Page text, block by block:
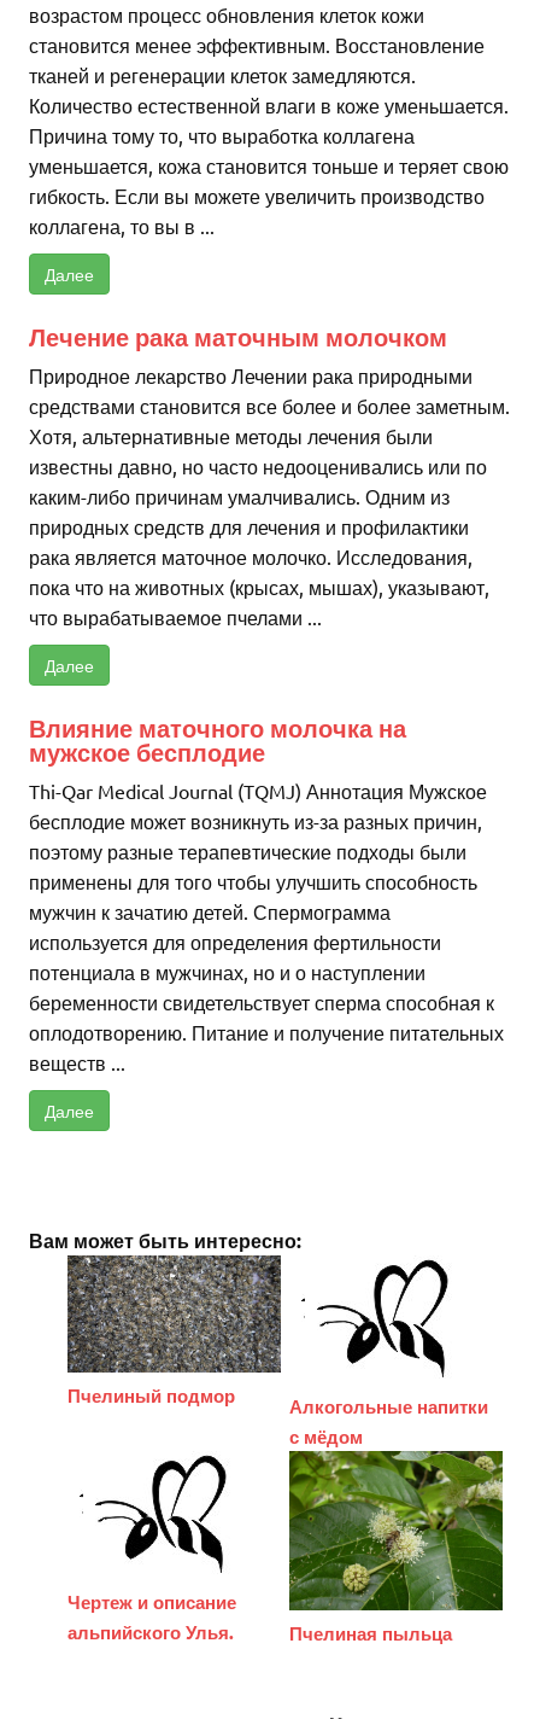
возрастом процесс обновления клеток кожи
становится менее эффективным. Восстановление
тканей и регенерации клеток замедляются.
Количество естественной влаги в коже уменьшается.
Причина тому то, что выработка коллагена
уменьшается, кожа становится тоньше и теряет свою
гибкость. Если вы можете увеличить производство
коллагена, то вы в ...
Далее
Лечение рака маточным молочком
Природное лекарство Лечении рака природными
средствами становится все более и более заметным.
Хотя, альтернативные методы лечения были
известны давно, но часто недооценивались или по
каким-либо причинам умалчивались. Одним из
природных средств для лечения и профилактики
рака является маточное молочко. Исследования,
пока что на животных (крысах, мышах), указывают,
что вырабатываемое пчелами ...
Далее
Влияние маточного молочка на
мужское бесплодие
Thi-Qar Medical Journal (TQMJ) Аннотация Мужское
бесплодие может возникнуть из-за разных причин,
поэтому разные терапевтические подходы были
применены для того чтобы улучшить способность
мужчин к зачатию детей. Спермограмма
используется для определения фертильности
потенциала в мужчинах, но и о наступлении
беременности свидетельствует сперма способная к
оплодотворению. Питание и получение питательных
веществ ...
Далее
Вам может быть интересно:
Пчелиный подмор
Алкогольные напитки
с мёдом
Чертеж и описание
альпийского Улья.
Пчелиная пыльца